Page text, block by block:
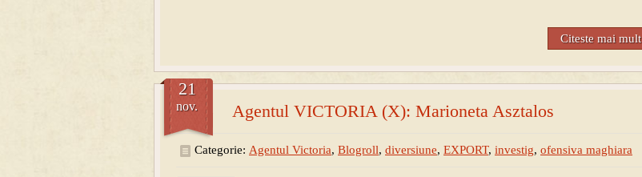
Citeste mai mult
Agentul VICTORIA (X): Marioneta Asztalos
21
nov.
Categorie: Agentul Victoria, Blogroll, diversiune, EXPORT, investig, ofensiva maghiara